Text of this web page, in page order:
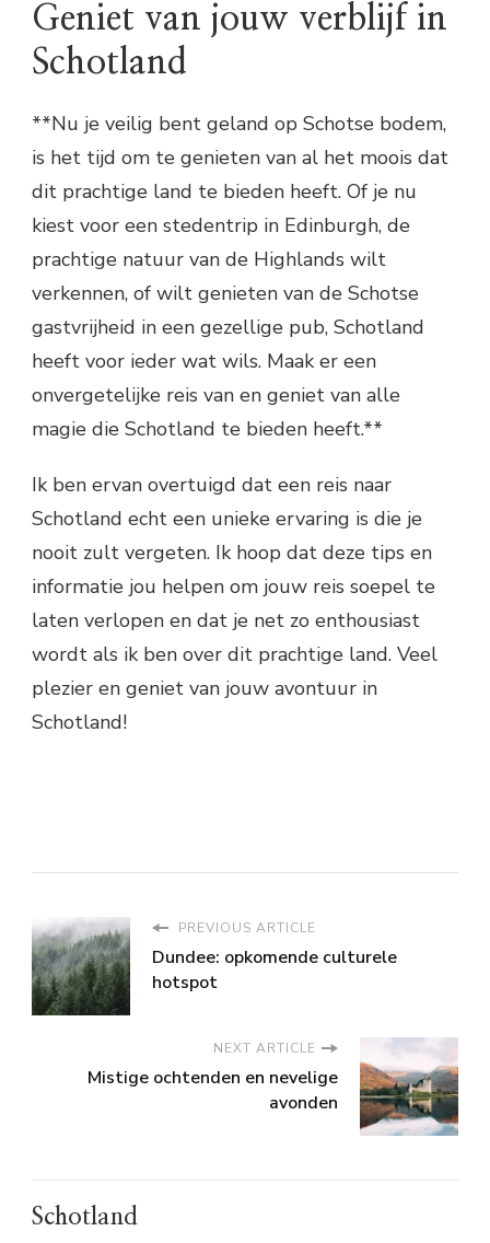
Geniet van jouw verblijf in
Schotland
**Nu je veilig bent geland op Schotse bodem,
is het tijd om te genieten van al het moois dat
dit prachtige land te bieden heeft. Of je nu
kiest voor een stedentrip in Edinburgh, de
prachtige natuur van de Highlands wilt
verkennen, of wilt genieten van de Schotse
gastvrijheid in een gezellige pub, Schotland
heeft voor ieder wat wils. Maak er een
onvergetelijke reis van en geniet van alle
magie die Schotland te bieden heeft.**
Ik ben ervan overtuigd dat een reis naar
Schotland echt een unieke ervaring is die je
nooit zult vergeten. Ik hoop dat deze tips en
informatie jou helpen om jouw reis soepel te
laten verlopen en dat je net zo enthousiast
wordt als ik ben over dit prachtige land. Veel
plezier en geniet van jouw avontuur in
Schotland!
PREVIOUS ARTICLE
Dundee: opkomende culturele
hotspot
NEXT ARTICLE
Mistige ochtenden en nevelige
avonden
Schotland